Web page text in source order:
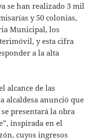
se han realizado 3 mil
y 50 colonias,
Municipal, los
y esta cifra
a la alta
alcance de las
alcaldesa anunció que
presentará la obra
inspirada en el
cuyos ingresos